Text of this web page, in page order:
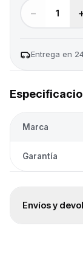
− 1
Entrega en
Marca
Garantía
Envíos y